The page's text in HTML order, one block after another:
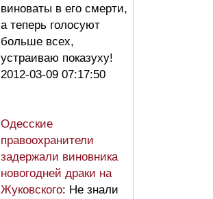
виноваты в его смерти,
а теперь голосуют
больше всех,
устраиваю показуху!
2012-03-09 07:17:50
Одесские
правоохранители
задержали виновника
новогодней драки на
Жуковского: Не знали